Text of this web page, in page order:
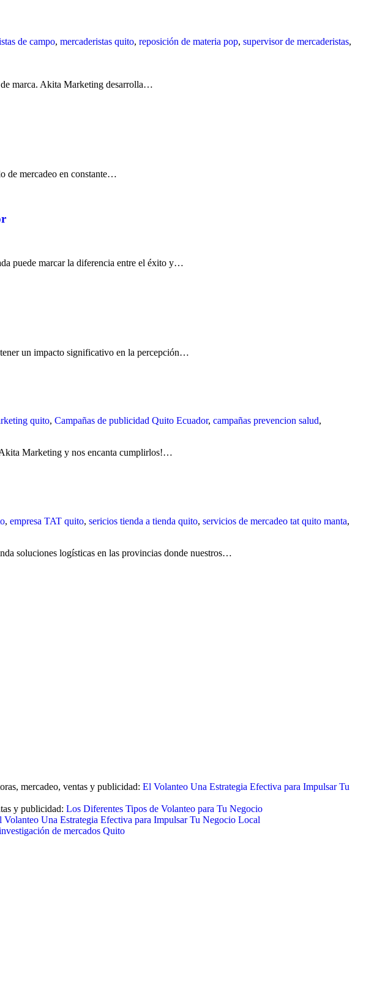
de campo, mercaderistas quito, reposición de materia pop, supervisor de mercaderistas,
de marca. Akita Marketing desarrolla…
de mercadeo en constante…
puede marcar la diferencia entre el éxito y…
un impacto significativo en la percepción…
quito, Campañas de publicidad Quito Ecuador, campañas prevencion salud,
Akita Marketing y nos encanta cumplirlos!…
, empresa TAT quito, sericios tienda a tienda quito, servicios de mercadeo tat quito manta,
soluciones logísticas en las provincias donde nuestros…
mercadeo, ventas y publicidad: El Volanteo Una Estrategia Efectiva para Impulsar Tu
y publicidad: Los Diferentes Tipos de Volanteo para Tu Negocio
Volanteo Una Estrategia Efectiva para Impulsar Tu Negocio Local
de mercados Quito